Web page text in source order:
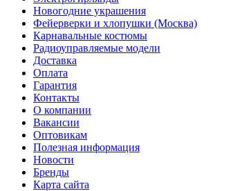
Новогодние украшения
Фейерверки и хлопушки (Москва)
Карнавальные костюмы
Радиоуправляемые модели
Доставка
Оплата
Гарантия
Контакты
О компании
Вакансии
Оптовикам
Полезная информация
Новости
Бренды
Карта сайта